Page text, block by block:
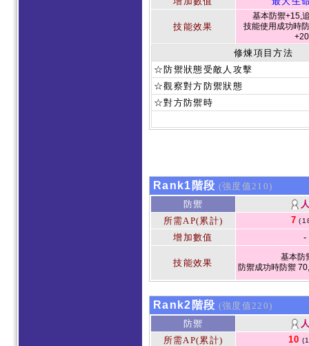
技能效果
基本防禦+15,
技能使用成功時
修煉項目方法
☆防禦狀態受敵人攻擊
☆觀察對方防禦狀態
☆對方防禦時
Rank1階段 (強度值210)
防禦
所需AP(累計)
7
增加數值 -
技能效果
基本防
防禦成功時防禦
Rank2階段 (強度值220)
防禦
所需AP(累計)
10